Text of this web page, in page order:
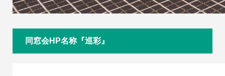
同窓会HP名称『巡彩』